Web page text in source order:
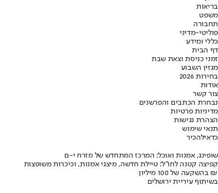
בריאות
משפט
תחבורה
פוליטי-מדיני
כללי ומידע
דף הבית
זמני כניסת וצאת שבת
מגזין השבוע
בחירות 2026
אודות
צור קשר
נבחרת הכתבים והפרשנים
מדיניות פרטיות
הצהרת נגישות
תנאי שימוש
כדאילהכיר
שופינג, אמנות ואוכל: המרכז המתחדש של מזרח י-ם
קפיצה קטנה לחו"ל: טיילת חדשה, מיצגי אמנות, וכיכרות משופצות
בהשקעה של 100 מיליון ₪
בשיתוף עיריית ירושלים